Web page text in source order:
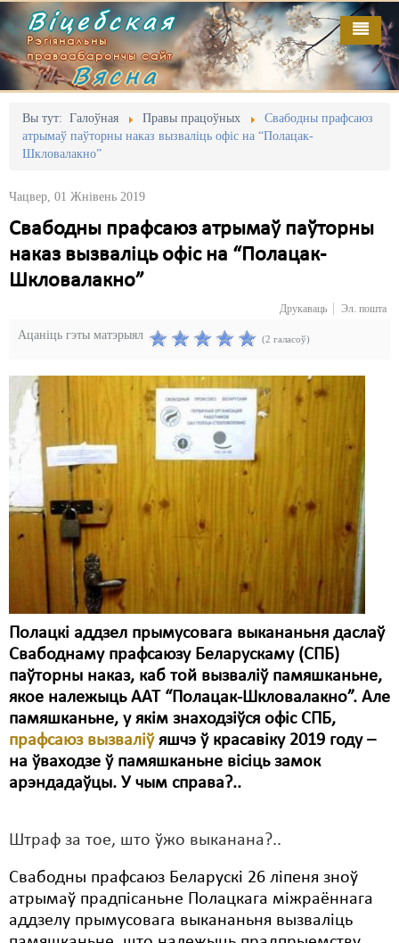
Віцебская
Рэгіянальны
праваабарончы сайт
Вясна
Вы тут: Галоўная Правы працоўных
Свабодны прафсаюз
атрымаў паўторны наказ вызваліць офіс на “Полацак-
Шкловалакно”
Чацвер, 01 Жнівень 2019
Свабодны прафсаюз атрымаў паўторны
наказ вызваліць офіс на “Полацак-
Шкловалакно”
Друкаваць Эл. пошта
Ацаніць гэты матэрыял (2 галасоў)
Полацкі аддзел прымусовага выкананьня даслаў
Свабоднаму прафсаюзу Беларускаму (СПБ)
паўторны наказ, каб той вызваліў памяшканьне,
якое належыць ААТ “Полацак-Шкловалакно”. Але
памяшканьне, у якім знаходзіўся офіс СПБ,
прафсаюз вызваліўяшчэ ў красавіку 2019 году –
на ўваходзе ў памяшканьне вісіць замок
арэндадаўцы. У чым справа?..
Штраф за тое, што ўжо выканана?..
Свабодны прафсаюз Беларускі 26 ліпеня зноў
атрымаў прадпісаньне Полацкага міжраённага
аддзелу прымусовага выкананьня вызваліць
Галоўная
Адміністрацыйны перасьлед
Акцыі
Выбары
Грамадзянскія ініцыятывы
Дыскрымінацыя
Карная псыхіятрыя
КПЧ ААН
Культурныя правы
ЛПП
Мігранты
Мірныя сходы
Палітвязьні
Праваабаронцы
Правы дзіцяці
Пэнітэнцыярная сыстэма
Распальваньне варожасьці
Рознае
Свабода слова
Суд
Сьмяротнае пакараньне
Выданьні
Відэа
Пра нас
RSS